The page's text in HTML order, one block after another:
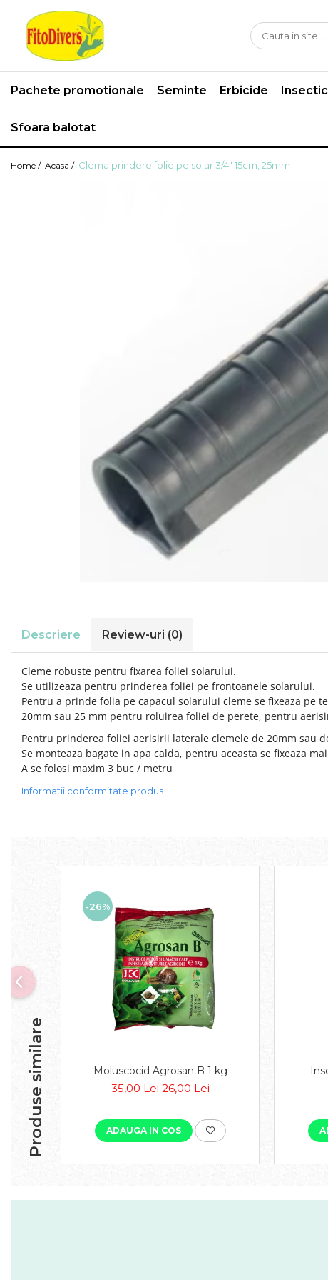
Pachete promotionale Seminte Erbicide
Sfoara balotat
Home / Acasa / Clema prindere folie pe solar 3/4" 15cm, 25mm
Descriere Review-uri (0)
Cleme robuste pentru fixarea foliei solarului.
Se utilizeaza pentru prinderea foliei pe frontoanele solarului.
Pentru a prinde folia pe capacul solarului cleme se fixeaza pe
20mm sau 25 mm pentru roluirea foliei de perete, pentru
Pentru prinderea foliei aerisirii laterale clemele de 20mm sau
Se monteaza bagate in apa calda, pentru aceasta se fixeaza
A se folosi maxim 3 buc / metru
Informatii conformitate produs
Produse similare
-26%
Moluscocid Agrosan B 1 kg
35,00 Lei26,00 Lei
ADAUGA IN COS